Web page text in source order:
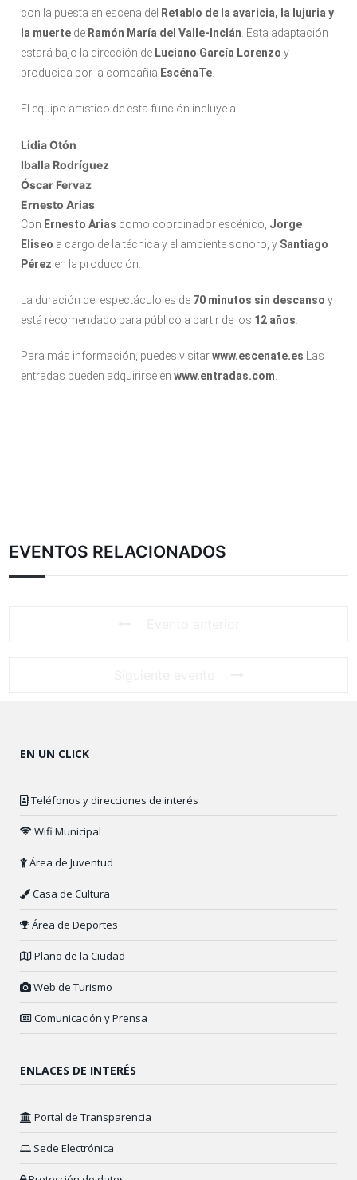
con la puesta en escena del Retablo de la avaricia, la lujuria y
la muerte de Ramón María del Valle-Inclán . Esta adaptación
estará bajo la dirección de Luciano García Lorenzo y
producida por la compañía EscénaTe
El equipo artístico de esta función incluye a:
Lidia Otón
Iballa Rodríguez
Óscar Fervaz
Ernesto Arias
Con Ernesto Arias como coordinador escénico, Jorge
Eliseo a cargo de la técnica y el ambiente sonoro, y Santiago
Pérez en la producción.
La duración del espectáculo es de 70 minutos sin descanso y
está recomendado para público a partir de los 12 años
Para más información, puedes visitarwww.escenate.es Las
entradas pueden adquirirse enwww.entradas.com
EVENTOS RELACIONADOS
EN UN CLICK
Teléfonos y direcciones de interés
Wifi Municipal
Área de Juventud
Casa de Cultura
Área de Deportes
Plano de la Ciudad
Web de Turismo
Comunicación y Prensa
ENLACES DE INTERÉS
Portal de Transparencia
Sede Electrónica